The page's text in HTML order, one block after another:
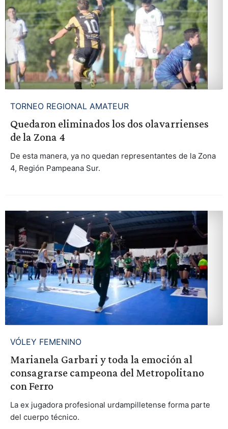
TORNEO REGIONAL AMATEUR
Quedaron eliminados los dos olavarrienses
de la Zona 4
De esta manera, ya no quedan representantes de la Zona
4, Región Pampeana Sur.
VÓLEY FEMENINO
Marianela Garbari y toda la emoción al
consagrarse campeona del Metropolitano
con Ferro
La ex jugadora profesional urdampilletense forma parte
del cuerpo técnico.